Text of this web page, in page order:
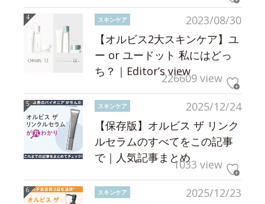
2023/08/30
スキンケア
【オルビス2大スキンケア】ユ
ー or ユードット 私にはどっ
ち？｜Editor’s view226609 view
2025/12/24
スキンケア
【保存版】オルビス ザ リンク
ルセラムのすべてをこの記事
で｜人気記事まとめ1033 view
2025/12/23
スキンケア